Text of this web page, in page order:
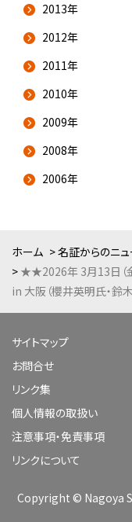
ホーム 名証からのニュ
★★2026年 3月13日（
in 大阪（櫻井英明氏・鈴
2013年
2012年
2011年
2010年
2009年
2008年
2006年
サイトマップ
お問合せ
リンク集
個人情報の取扱い
注意事項・免責事項
リンクについて
Copyright © Nagoya